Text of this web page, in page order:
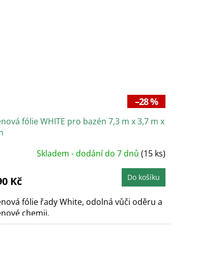
–28 %
fólie WHITE pro bazén 7,3 m x 3,7 m x
Skladem - dodání do 7 dnů (15 ks)
Kč Do košíku
fólie řady White, odolná vůči oděru a
chemii.